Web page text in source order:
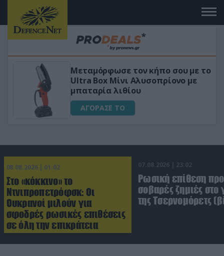
«Μαγική» φόρμουλα τριβόλι + VIP
για αύξηση της λίμπιντο
ΑΓΟΡΑΣΕ ΤΟ
08.08.2026 | 01:02
Στο «κόκκινο» το
Ντνιπροπετρόφσκ: Οι
Ουκρανοί μιλούν για
σφοδρές ρωσικές επιθέσεις
σε όλη την επικράτεια
07.08.2026 | 23:02
Ρωσική επίθεση
σοβαρές ζημιές στο
της Τσερνομόρετς